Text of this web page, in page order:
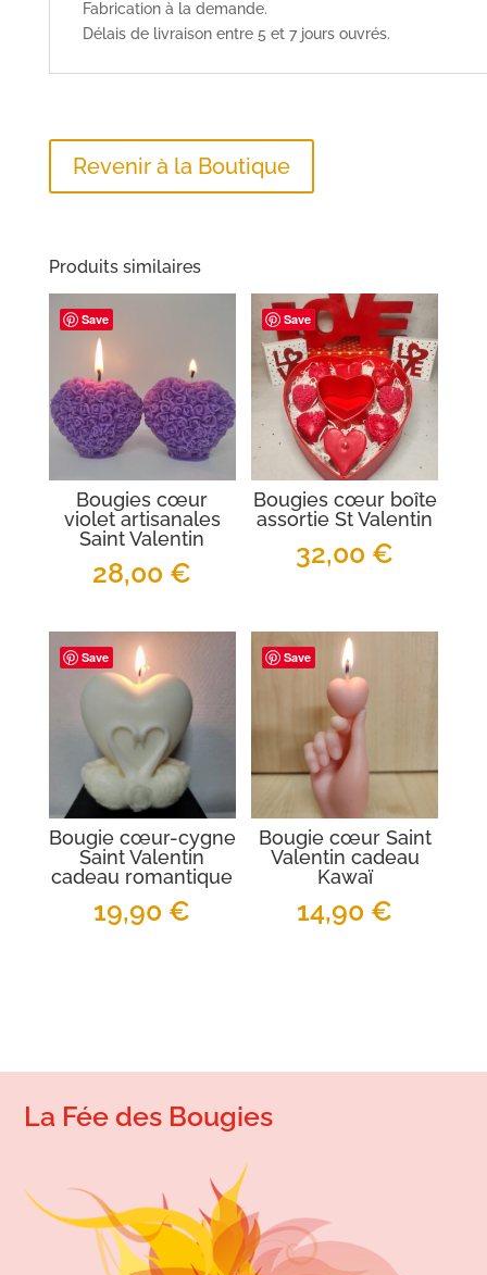
Fabrication à la demande.
Délais de livraison entre 5 et 7 jours ouvrés.
Revenir à la Boutique
Produits similaires
Save
Bougies cœur
violet artisanales
Saint Valentin
28,00 €
Save
Bougies cœur boîte
assortie St Valentin
32,00 €
Save
Bougie cœur-cygne
Saint Valentin
cadeau romantique
19,90 €
Save
Bougie cœur Saint
Valentin cadeau
Kawaï
14,90 €
La Fée des Bougies